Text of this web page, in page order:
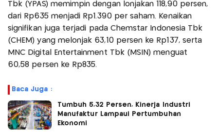
Tbk (YPAS) memimpin dengan lonjakan 118,90 persen,
dari Rp635 menjadi Rp1.390 per saham. Kenaikan
signifikan juga terjadi pada Chemstar Indonesia Tbk
(CHEM) yang melonjak 63,10 persen ke Rp137, serta
MNC Digital Entertainment Tbk (MSIN) menguat
60,58 persen ke Rp835.
Baca Juga :
Tumbuh 5,32 Persen, Kinerja Industri
Manufaktur Lampaui Pertumbuhan
Ekonomi